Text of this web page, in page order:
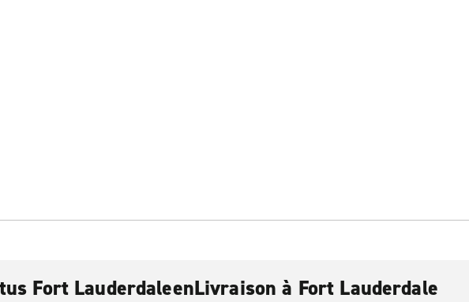
Fort LauderdaleenLivraison à Fort Lauderdale